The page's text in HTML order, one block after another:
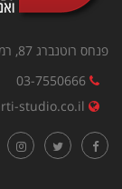
פנחס רוטנברג 87, רמת גן
03-7550666
studio.co.il